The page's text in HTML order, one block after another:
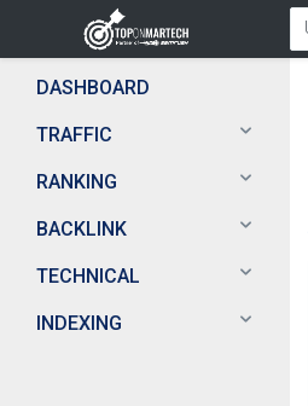
DASHBOARD
TRAFFIC
RANKING
BACKLINK
TECHNICAL
INDEXING